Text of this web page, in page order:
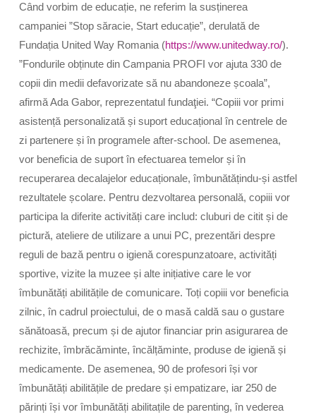
Când vorbim de educație, ne referim la susținerea
campaniei ”Stop săracie, Start educație”, derulată de
Fundația United Way Romania (https://www.unitedway.ro/).
”Fondurile obținute din Campania PROFI vor ajuta 330 de
copii din medii defavorizate să nu abandoneze școala”,
afirmă Ada Gabor, reprezentatul fundaţiei. “Copiii vor primi
asistență personalizată și suport educațional în centrele de
zi partenere și în programele after-school. De asemenea,
vor beneficia de suport în efectuarea temelor și în
recuperarea decalajelor educaționale, îmbunătățindu-și astfel
rezultatele școlare. Pentru dezvoltarea personală, copiii vor
participa la diferite activități care includ: cluburi de citit și de
pictură, ateliere de utilizare a unui PC, prezentări despre
reguli de bază pentru o igienă corespunzatoare, activități
sportive, vizite la muzee și alte inițiative care le vor
îmbunătăți abilitățile de comunicare. Toți copiii vor beneficia
zilnic, în cadrul proiectului, de o masă caldă sau o gustare
sănătoasă, precum și de ajutor financiar prin asigurarea de
rechizite, îmbrăcăminte, încălțăminte, produse de igienă și
medicamente. De asemenea, 90 de profesori își vor
îmbunătăți abilitățile de predare și empatizare, iar 250 de
părinți își vor îmbunătăți abilitațile de parenting, în vederea